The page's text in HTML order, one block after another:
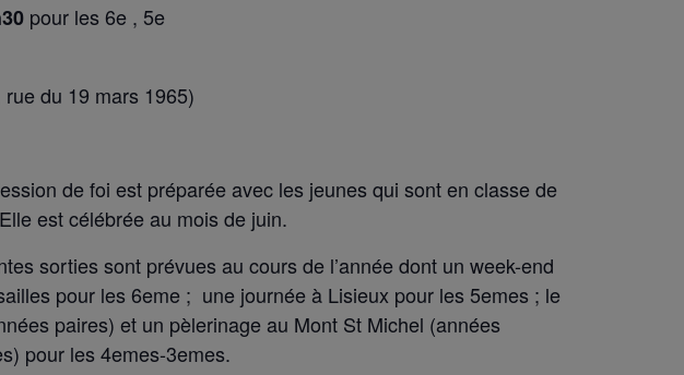
pour les 6e , 5e
du 19 mars 1965)
de foi est préparée avec les jeunes qui sont en classe de
est célébrée au mois de juin.
sorties sont prévues au cours de l’année dont un week-end
pour les 6eme ; une journée à Lisieux pour les 5emes ; le
paires) et un pèlerinage au Mont St Michel (années
pour les 4emes-3emes.